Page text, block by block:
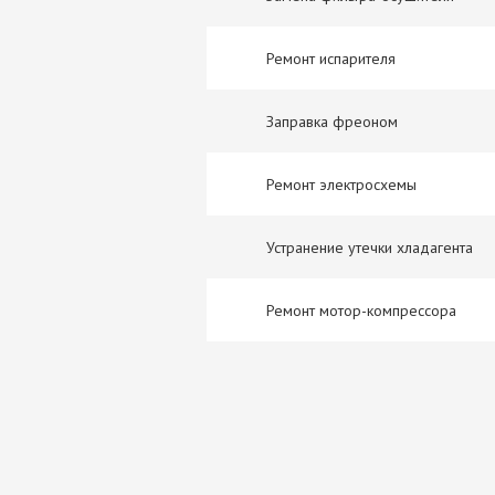
Ремонт испарителя
Заправка фреоном
Ремонт электросхемы
Устранение утечки хладагента
Ремонт мотор-компрессора